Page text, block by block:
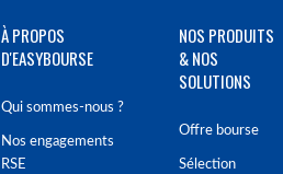
À PROPOS
D'EASYBOURSE
Qui sommes-nous ?
Nos engagements
RSE
NOS PRODUITS
& NOS
SOLUTIONS
Offre bourse
Sélection